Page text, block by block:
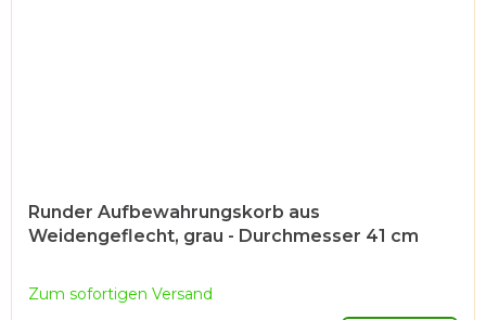
Runder Aufbewahrungskorb aus
Weidengeflecht, grau - Durchmesser 41 cm
Zum sofortigen Versand